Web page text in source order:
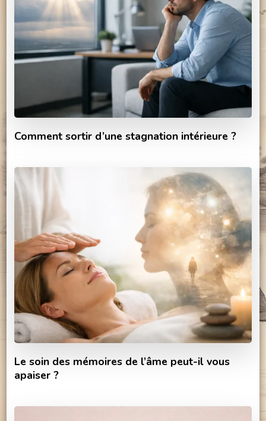
Comment sortir d’une stagnation intérieure ?
Le soin des mémoires de l’âme peut-il vous
apaiser ?